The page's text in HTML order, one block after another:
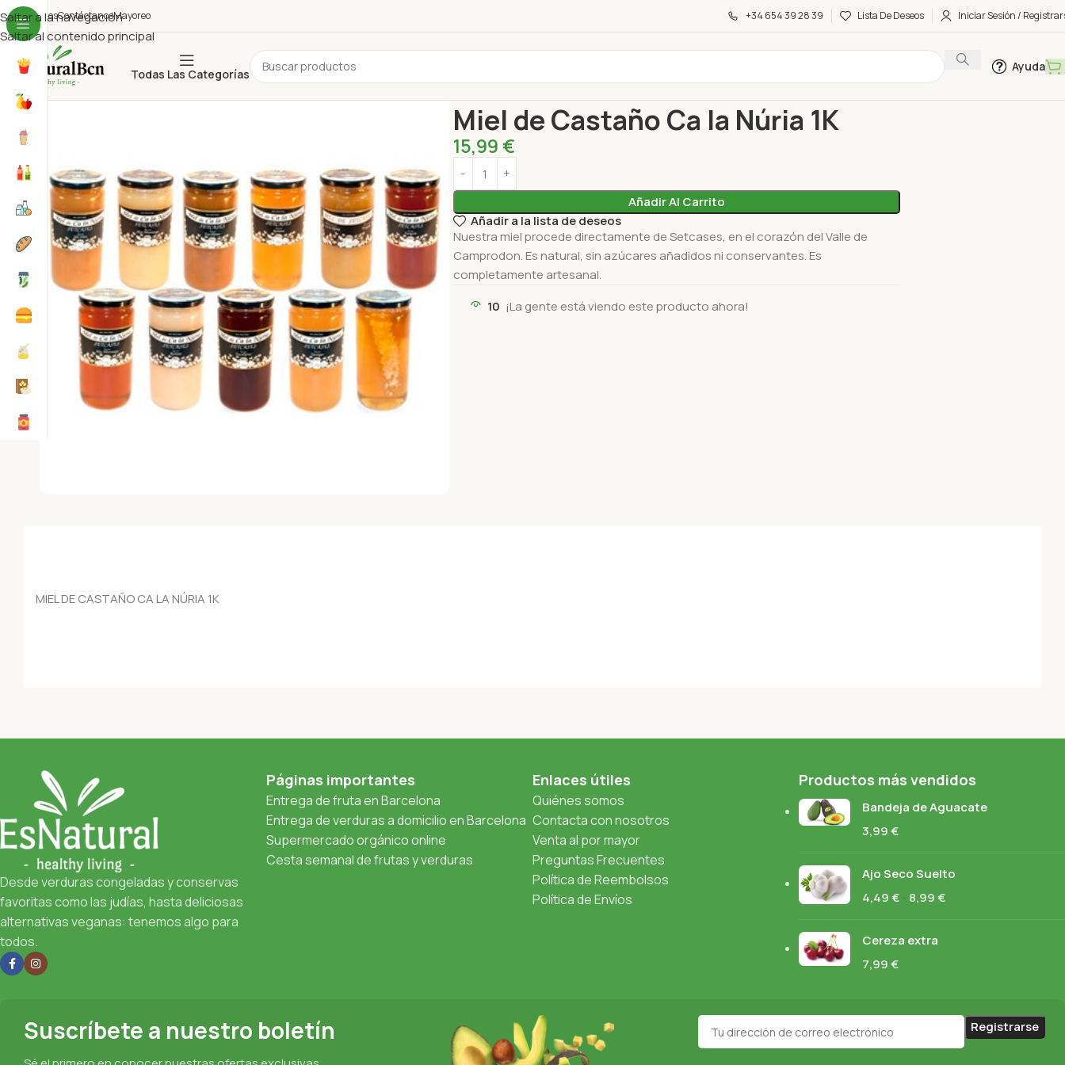
Saltar a la navegación
Saltar al contenido principal
SomosContáctanosMayoreo +34 654 39 28 39 Lista De Deseos Iniciar Sesión /
Todas Las Categorías
Ayuda
Miel de Castaño Ca la Núria 1K
15,99 €
Añadir Al Carrito
Añadir a la lista de deseos
Nuestra miel procede directamente de Setcases, en el corazón del Valle de
Camprodon. Es natural, sin azúcares añadidos ni conservantes. Es
completamente artesanal.
10 ¡La gente está viendo este producto ahora!
MIEL DE CASTAÑO CA LA NÚRIA 1K
Desde verduras congeladas y conservas
favoritas como las judías, hasta deliciosas
alternativas veganas: tenemos algo para
todos.
Páginas importantes
Entrega de fruta en Barcelona
Entrega de verduras a domicilio en Barcelona
Supermercado orgánico online
Cesta semanal de frutas y verduras
Enlaces útiles
Quiénes somos
Contacta con nosotros
Venta al por mayor
Preguntas Frecuentes
Política de Reembolsos
Política de Envíos
Productos más vendidos
Bandeja de Aguacate
3,99€
Ajo Seco Suelto
4,49€ 8,99€
Cereza extra
7,99€
Suscríbete a nuestro boletín